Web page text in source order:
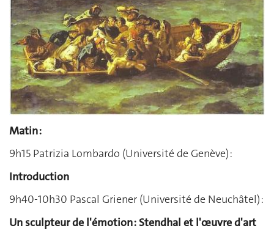
Matin :
9h15 Patrizia Lombardo (Université de Genève) :
Introduction
9h40-10h30 Pascal Griener (Université de Neuchâtel) :
Un sculpteur de l'émotion : Stendhal et l'œuvre d'art